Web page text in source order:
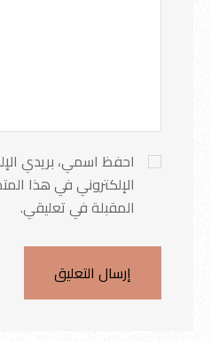
احفظ اسمي، بريدي
الإلكتروني في هذا
المقبلة في تعليقي.